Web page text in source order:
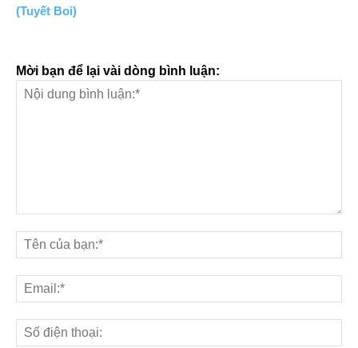
(Tuyết Boi)
Mời bạn để lại vài dòng bình luận: